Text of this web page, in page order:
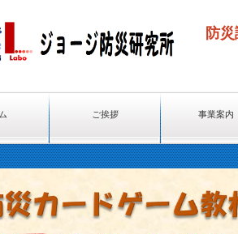
防
ご挨拶 事業案内